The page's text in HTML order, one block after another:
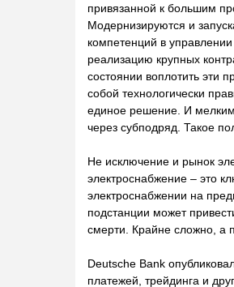
привязанной к большим
Модернизируются и
компетенций в
реализацию крупных
состоянии воплотить эти
собой технологически
единое решение. И
через субподряд. Такое
Не исключение и рынок
электроснабжение – это
электроснабжении на
подстанции может
смерти. Крайне сложно, а
Deutsche Bank
платежей, трейдинга и